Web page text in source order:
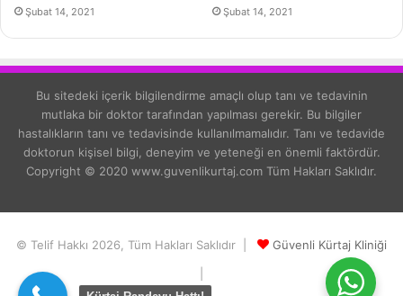
Şubat 14, 2021 Şubat 14, 2021
Bu sitedeki içerik bilgilendirme amaçlı olup tanı ve tedavinin
mutlaka bir doktor tarafından yapılması gerekir. Bu bilgiler
hastalıkların tanı ve tedavisinde kullanılmamalıdır. Tanı ve tedavide
doktorun kişisel bilgi, deneyim ve yeteneği en önemli faktördür.
Copyright © 2020 www.guvenlikurtaj.com Tüm Hakları Saklıdır.
© Telif Hakkı 2026, Tüm Hakları Saklıdır |
Güvenli Kürtaj Kliniği